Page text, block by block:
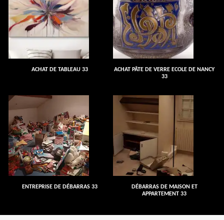
ACHAT DE TABLEAU 33
ACHAT PÂTE DE VERRE ECOLE DE NANCY
33
ENTREPRISE DE DÉBARRAS 33
DÉBARRAS DE MAISON ET
APPARTEMENT 33